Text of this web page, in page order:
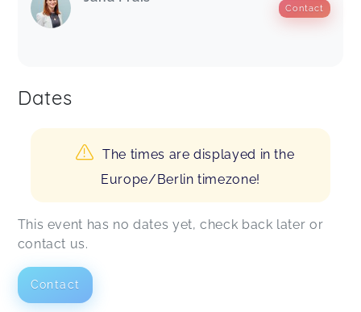
Contact
Dates
The times are displayed in the
Europe/Berlin timezone!
This event has no dates yet, check back later or
contact us.
Contact